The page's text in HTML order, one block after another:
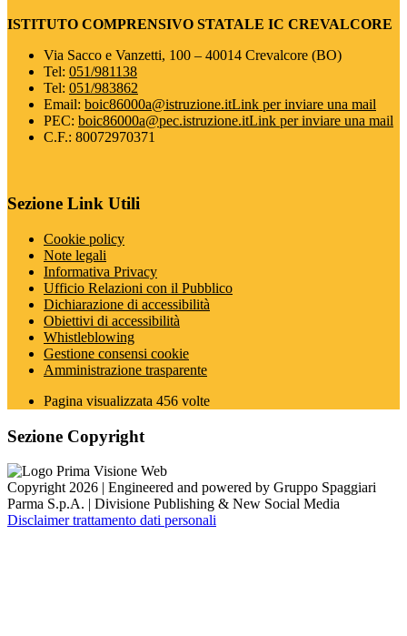
ISTITUTO COMPRENSIVO STATALE IC CREVALCORE
Via Sacco e Vanzetti, 100 – 40014 Crevalcore (BO)
Tel: 051/981138
Tel: 051/983862
Email: boic86000a@istruzione.itLink per inviare una mail
PEC: boic86000a@pec.istruzione.itLink per inviare una mail
C.F.: 80072970371
Sezione Link Utili
Cookie policy
Note legali
Informativa Privacy
Ufficio Relazioni con il Pubblico
Dichiarazione di accessibilità
Obiettivi di accessibilità
Whistleblowing
Gestione consensi cookie
Amministrazione trasparente
Pagina visualizzata 456 volte
Sezione Copyright
Copyright 2026 | Engineered and powered by Gruppo Spaggiari
Parma S.p.A. | Divisione Publishing & New Social Media
Disclaimer trattamento dati personali